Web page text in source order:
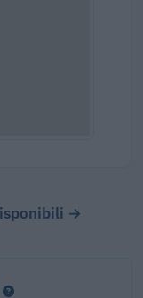
→